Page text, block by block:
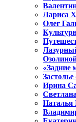
Лариса
Олег
Ирина